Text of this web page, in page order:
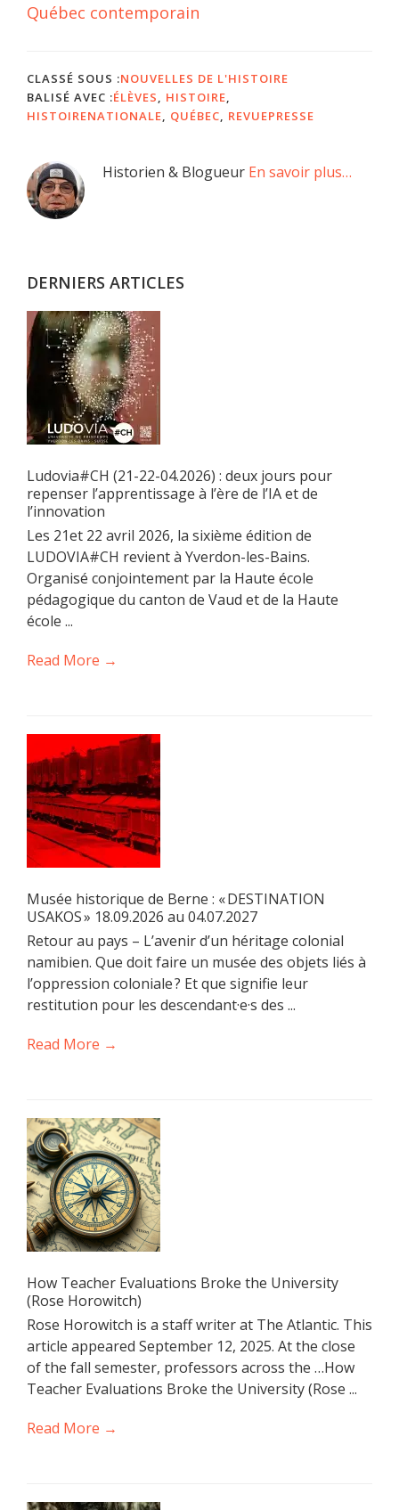
Québec contemporain
CLASSÉ SOUS :NOUVELLES DE L'HISTOIRE
BALISÉ AVEC :ÉLÈVES HISTOIRE
HISTOIRENATIONALE
QUÉBEC REVUEPRESSE
Barre
latérale
Historien & Blogueur En savoir plus…
DERNIERS ARTICLES
Ludovia#CH (21-22-04.2026) : deux jours pour
repenser l’apprentissage à l’ère de l’IA et de
l’innovation
Les 21et 22 avril 2026, la sixième édition de
LUDOVIA#CH revient à Yverdon-les-Bains.
Organisé conjointement par la Haute école
pédagogique du canton de Vaud et de la Haute
école ...
Read More →
Musée historique de Berne : « DESTINATION
USAKOS » 18.09.2026 au 04.07.2027
Retour au pays – L’avenir d’un héritage colonial
namibien. Que doit faire un musée des objets liés à
l’oppression coloniale ? Et que signifie leur
restitution pour les descendant·e·s des ...
Read More →
How Teacher Evaluations Broke the University
(Rose Horowitch)
Rose Horowitch is a staff writer at The Atlantic. This
article appeared September 12, 2025. At the close
of the fall semester, professors across the …How
Teacher Evaluations Broke the University (Rose ...
Read More →